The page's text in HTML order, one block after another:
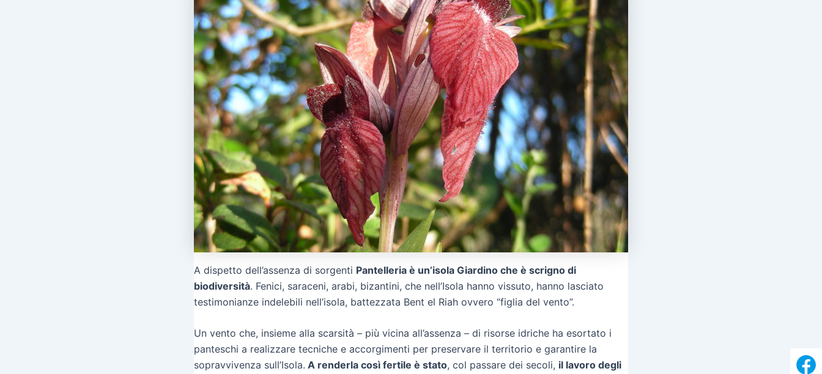
A dispetto dell’assenza di sorgenti Pantelleria è un’isola Giardino che è scrigno di
biodiversità. Fenici, saraceni, arabi, bizantini, che nell’Isola hanno vissuto, hanno lasciato
testimonianze indelebili nell’isola, battezzata Bent el Riah ovvero “figlia del vento”.
Un vento che, insieme alla scarsità – più vicina all’assenza – di risorse idriche ha esortato i
panteschi a realizzare tecniche e accorgimenti per preservare il territorio e garantire la
sopravvivenza sull’Isola. A renderla così fertile è stato, col passare dei secoli, il lavoro degli